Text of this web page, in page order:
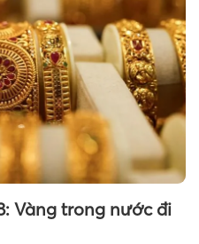
Vàng trong nước đi